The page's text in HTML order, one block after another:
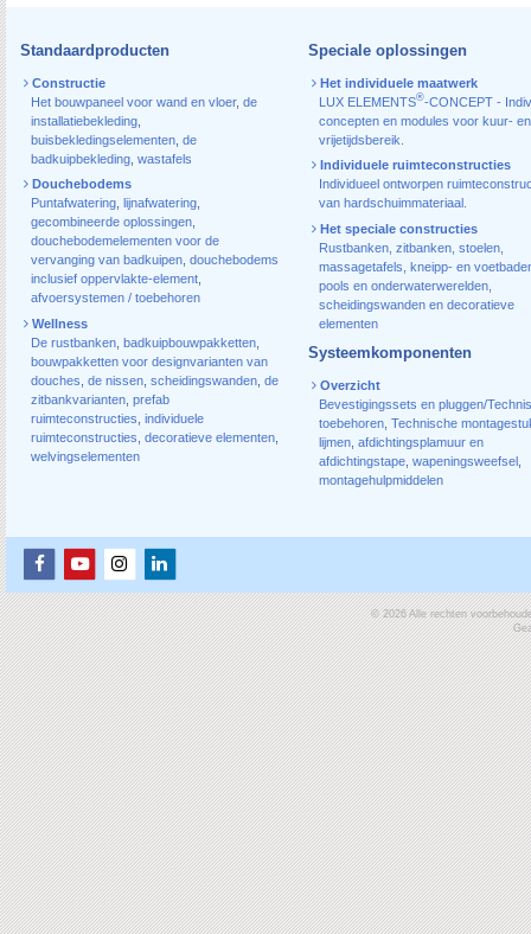
Standaardproducten
Constructie
Het bouwpaneel voor wand en vloer, de
installatiebekleding
buisbekledingselementen de
badkuipbekleding wastafels
Douchebodems
Puntafwatering lijnafwatering
gecombineerde oplossingen
douchebodemelementen voor de
vervanging van badkuipen douchebodems
inclusief oppervlakte-element
afvoersystemen / toebehoren
Wellness
De rustbanken badkuipbouwpakketten
bouwpakketten voor designvarianten van
douches de nissen scheidingswanden de
zitbankvarianten prefab
ruimteconstructies individuele
ruimteconstructies decoratieve elementen
welvingselementen
Speciale oplossingen
Het individuele maatwerk
LUX ELEMENTS®-CONCEPT -
concepten en modules voor kuur- en
vrijetijdsbereik.
Individuele ruimteconstructies
Individueel ontworpen
van hardschuimmateriaal.
Het speciale constructies
Rustbanken, zitbanken, stoelen,
massagetafels, kneipp- en
pools en onderwaterwerelden,
scheidingswanden en decoratieve
elementen
Systeemkomponenten
Overzicht
Bevestigingssets en pluggen/
toebehoren, Technische
lijmen, afdichtingsplamuur en
afdichtingstape, wapeningsweefsel,
montagehulpmiddelen
© 2026 Alle rechten